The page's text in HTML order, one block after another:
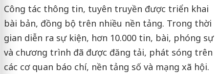
Công tác thông tin, tuyên truyền được triển khai
bài bản, đồng bộ trên nhiều nền tảng. Trong thời
gian diễn ra sự kiện, hơn 10.000 tin, bài, phóng sự
và chương trình đã được đăng tải, phát sóng trên
các cơ quan báo chí, nền tảng số và mạng xã hội.